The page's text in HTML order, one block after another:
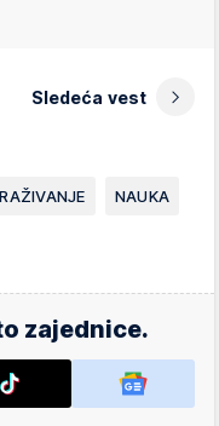
Sledeća vest
NAUKA
zajednice.